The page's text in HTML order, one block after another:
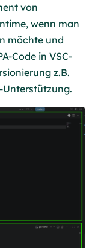
von
wenn man
möchte und
Code in VSC-
z.B.
Unterstützung.